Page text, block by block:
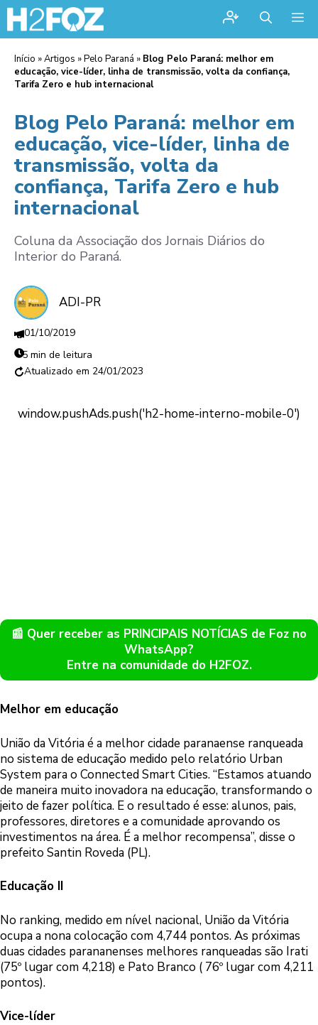
Início »Artigos »Pelo Paraná » Blog Pelo Paraná: melhor em
educação, vice-líder, linha de transmissão, volta da confiança,
Tarifa Zero e hub internacional
Blog Pelo Paraná: melhor em
educação, vice-líder, linha de
transmissão, volta da
confiança, Tarifa Zero e hub
internacional
Coluna da Associação dos Jornais Diários do
Interior do Paraná.
ADI-PR
01/10/2019
5 min de leitura
24/01/2023
📰 Quer receber as PRINCIPAIS NOTÍCIAS de Foz no
WhatsApp?
Entre na comunidade do H2FOZ.
Melhor em educação
União da Vitória é a melhor cidade paranaense ranqueada
no sistema de educação medido pelo relatório Urban
System para o Connected Smart Cities. “Estamos atuando
de maneira muito inovadora na educação, transformando o
jeito de fazer política. E o resultado é esse: alunos, pais,
professores, diretores e a comunidade aprovando os
investimentos na área. É a melhor recompensa”, disse o
prefeito Santin Roveda (PL).
Educação II
No ranking, medido em nível nacional, União da Vitória
ocupa a nona colocação com 4,744 pontos. As próximas
duas cidades parananenses melhores ranqueadas são Irati
(75º lugar com 4,218) e Pato Branco ( 76º lugar com 4,211
pontos).
Vice-líder